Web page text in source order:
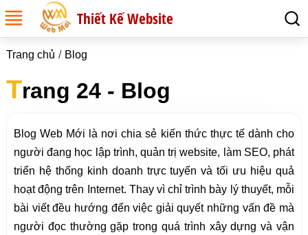
Thiết Kế Website
Trang chủ Blog
Trang 24 - Blog
Blog Web Mới là nơi chia sẻ kiến thức thực tế dành cho
người đang học lập trình, quản trị website, làm SEO, phát
triển hệ thống kinh doanh trực tuyến và tối ưu hiệu quả
hoạt động trên Internet. Thay vì chỉ trình bày lý thuyết, mỗi
bài viết đều hướng đến việc giải quyết những vấn đề mà
người đọc thường gặp trong quá trình xây dựng và vận